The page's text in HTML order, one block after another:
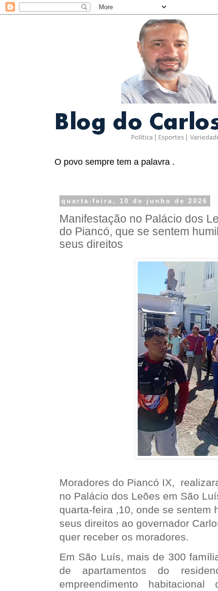
O povo sempre tem a palavra .
quarta-feira, 10 de junho de 2026
Manifestação no Palácio dos
do Piancó, que se sentem
seus direitos
Moradores do Piancó IX,
no Palácio dos Leões em São
quarta-feira ,10, onde se sentem
seus direitos ao governador
quer receber os moradores.
Em São Luís, mais de 300
de apartamentos do
empreendimento habitacional